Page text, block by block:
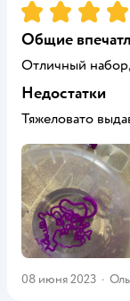
Рейтинг:5
Общие
Отличный
Недостатки
Тяжеловато
08 июня 2023 ·